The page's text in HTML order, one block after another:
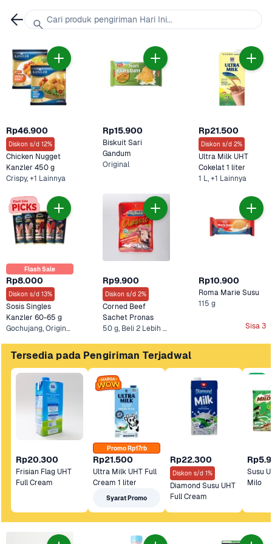
Rp46.900
Diskon s/d 12%
Chicken Nugget
Kanzler 450 g
Crispy, +1 Lainnya
Rp15.900
Biskuit Sari
Original
Rp21.500
Diskon s/d 2%
Ultra Milk UHT
Cokelat 1 liter
1 L, +1 Lainnya
Flash Sale
Rp8.000
Diskon s/d 13%
Sosis Singles
Kanzler 60-65 g
Gochujang, Original +6 Lainnya
Rp9.900
Diskon s/d 2%
Corned Beef
Sachet Pronas
50 g, Beli 2 Lebih Murah
Rp10.900
Roma Marie Susu
115 g
Sisa 3
Tersedia pada Pengiriman Terjadwal
Rp20.300
Frisian Flag UHT
Promo Rp17rb
Rp21.500
Ultra Milk UHT Full
Cream 1 liter
Syarat Promo
Rp22.300
Diskon s/d 1%
Diamond Susu UHT
Susu
Cari produk pengiriman Hari Ini...